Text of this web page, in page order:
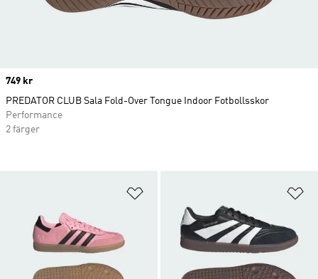
Price
749 kr
PREDATOR CLUB Sala Fold-Over Tongue Indoor Fotbollsskor
Performance
2 färger